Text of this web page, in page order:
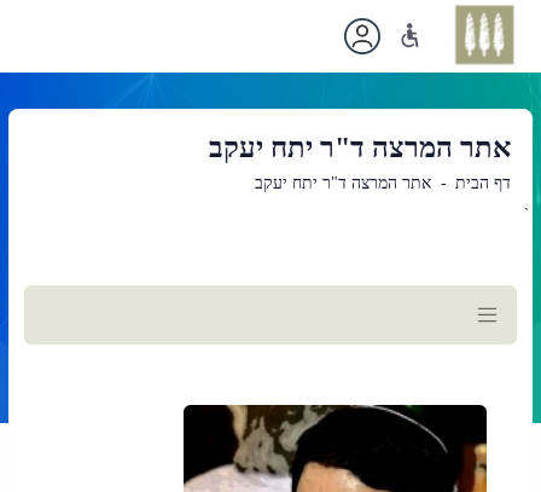
אתר המרצה ד"ר יתח יעקב
דף הבית אתר המרצה ד"ר יתח יעקב
`
תוכן
ראשי